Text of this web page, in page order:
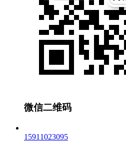
微信二维码
15911023095